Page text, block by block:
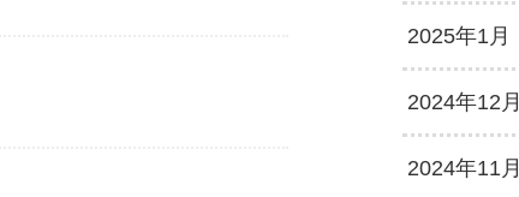
2025年1月
2024年12月
2024年11月